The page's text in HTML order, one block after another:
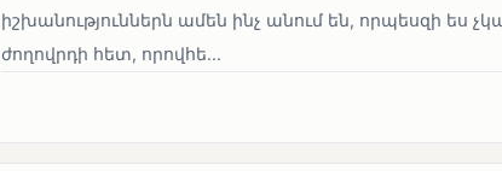
իշխանություններն ամեն ինչ անում են, որպեսզի ես
ժողովրդի հետ, որովհե...